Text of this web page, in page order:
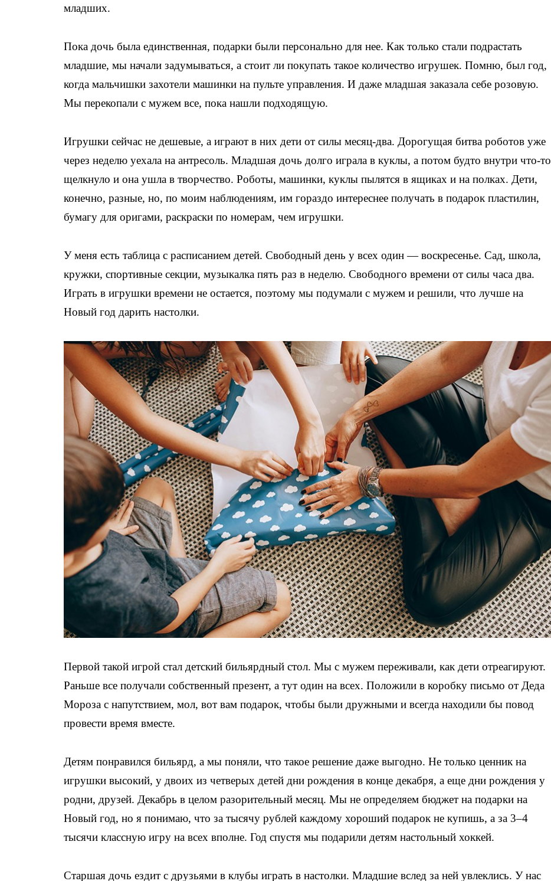
младших.
Пока дочь была единственная, подарки были персонально для нее. Как только стали подрастать
младшие, мы начали задумываться, а стоит ли покупать такое количество игрушек. Помню, был год,
когда мальчишки захотели машинки на пульте управления. И даже младшая заказала себе розовую.
Мы перекопали с мужем все, пока нашли подходящую.
Игрушки сейчас не дешевые, а играют в них дети от силы месяц-два. Дорогущая битва роботов уже
через неделю уехала на антресоль. Младшая дочь долго играла в куклы, а потом будто внутри что-то
щелкнуло и она ушла в творчество. Роботы, машинки, куклы пылятся в ящиках и на полках. Дети,
конечно, разные, но, по моим наблюдениям, им гораздо интереснее получать в подарок пластилин,
бумагу для оригами, раскраски по номерам, чем игрушки.
У меня есть таблица с расписанием детей. Свободный день у всех один — воскресенье. Сад, школа,
кружки, спортивные секции, музыкалка пять раз в неделю. Свободного времени от силы часа два.
Играть в игрушки времени не остается, поэтому мы подумали с мужем и решили, что лучше на
Новый год дарить настолки.
Первой такой игрой стал детский бильярдный стол. Мы с мужем переживали, как дети отреагируют.
Раньше все получали собственный презент, а тут один на всех. Положили в коробку письмо от Деда
Мороза с напутствием, мол, вот вам подарок, чтобы были дружными и всегда находили бы повод
провести время вместе.
Детям понравился бильярд, а мы поняли, что такое решение даже выгодно. Не только ценник на
игрушки высокий, у двоих из четверых детей дни рождения в конце декабря, а еще дни рождения у
родни, друзей. Декабрь в целом разорительный месяц. Мы не определяем бюджет на подарки на
Новый год, но я понимаю, что за тысячу рублей каждому хороший подарок не купишь, а за 3–4
тысячи классную игру на всех вполне. Год спустя мы подарили детям настольный хоккей.
Старшая дочь ездит с друзьями в клубы играть в настолки. Младшие вслед за ней увлеклись. У нас